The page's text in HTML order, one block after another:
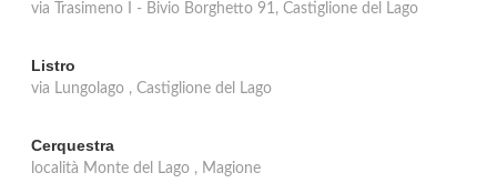
via Trasimeno I - Bivio Borghetto 91, Castiglione del Lago
Listro
via Lungolago , Castiglione del Lago
Cerquestra
località Monte del Lago , Magione